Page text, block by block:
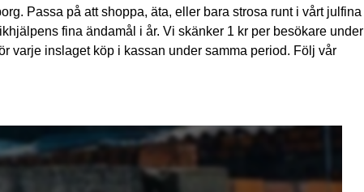
Passa på att shoppa, äta, eller bara strosa runt i vårt julfina
fina ändamål i år. Vi skänker 1 kr per besökare under
varje inslaget köp i kassan under samma period. Följ vår